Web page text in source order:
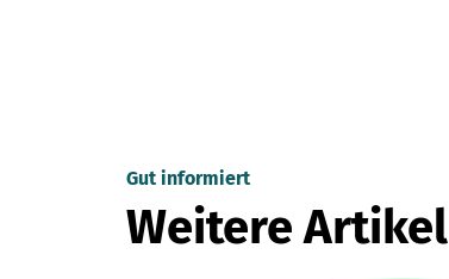
Gut informiert
Weitere Artikel